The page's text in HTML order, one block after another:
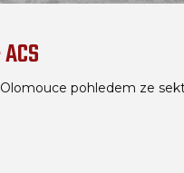
pohledem ze